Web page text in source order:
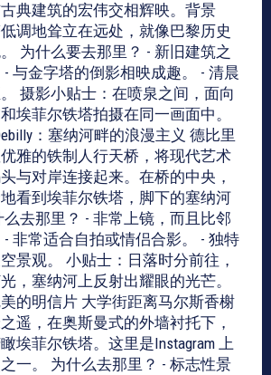
典建筑的宏伟交相辉映。背景
调地耸立在远处，就像巴黎历史
为什么要去那里？ - 新旧建筑之
与金字塔的倒影相映成趣。 - 清晨
摄影小贴士：在喷泉之间，面向
埃菲尔铁塔拍摄在同一画面中。
：塞纳河畔的浪漫主义 德比里
雅的铁制人行天桥，将现代艺术
与对岸连接起来。在桥的中央，
看到埃菲尔铁塔，脚下的塞纳河
去那里？ - 非常上镜，而且比邻
非常适合自拍或情侣合影。 - 独特
景观。 小贴士：日落时分前往，
，塞纳河上反射出耀眼的光芒。
的明信片 大学街距离马尔斯香榭
遥，在奥斯曼式的外墙衬托下，
埃菲尔铁塔。这里是Instagram 上
一。 为什么去那里？ - 标志性景